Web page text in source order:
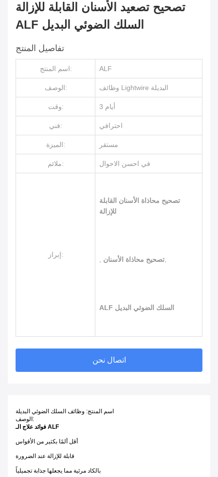
تصحيح تصعيد الأسنان القابلة للإزالة
ALF السلك الضوئي البديل
تفاصيل المنتج
اسم المنتج: ALF
الوصف: وظائف Lightwire البديلة
وقت: 3 أيام
فني: احترافي
الميزة: مستقر
ملائم: في احسن الاحوال
إبراز:
تصحيح محاذاة الأسنان القابلة
للإزالة
تصحيح محاذاة الأسنان
ALF السلك الضوئي البديل
اتصال نحن
اسم المنتج: وظائف السلك الضوئي البديلة
الوصف:
فوائد علاج الـ ALF
أقل ألمًا بكثير من الأقواس
قابلة للإزالة عند الضرورة
بالكاد مرئية مما يجعلها جذابة تجميلياً